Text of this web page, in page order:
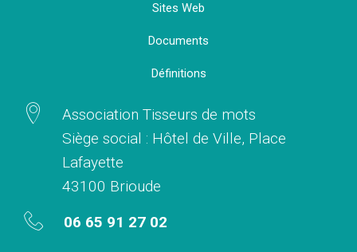
Sites Web
Documents
Définitions
Association Tisseurs de mots
Siège social : Hôtel de Ville, Place
Lafayette
43100 Brioude
06 65 91 27 02